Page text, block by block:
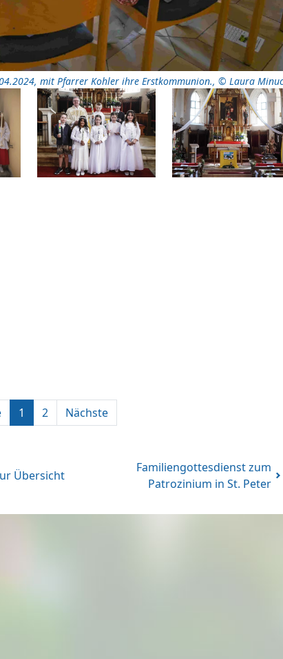
mit Pfarrer Kohler ihre Erstkommunion., © Laura
1 2 Nächste
Übersicht
Familiengottesdienst zum
Patrozinium in St. Peter